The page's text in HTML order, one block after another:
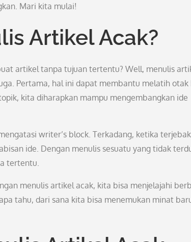
Mari kita mulai!
Artikel Acak?
artikel tanpa tujuan tertentu? Well, menulis
Pertama, hal ini dapat membantu melatih otak
kita diharapkan mampu mengembangkan ide
writer’s block. Terkadang, ketika terjebak
ide. Dengan menulis sesuatu yang tidak
tertentu.
menulis artikel acak, kita bisa menjelajahi
tahu, dari sana kita bisa menemukan minat